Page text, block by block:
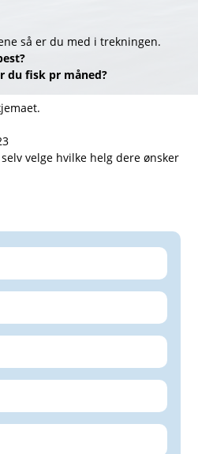
så er du med i trekningen.
du fisk pr måned?
velge hvilke helg dere ønsker